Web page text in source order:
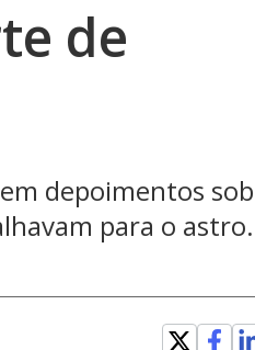
de
depoimentos
para o astro.